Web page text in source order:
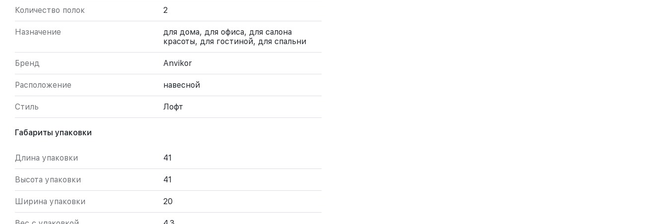
Количество полок 2
Назначение
для дома, для офиса, для салона
красоты, для гостиной, для спальни
Бренд Anvikor
Расположение навесной
Стиль Лофт
Габариты упаковки
Длина упаковки 41
Высота упаковки 41
Ширина упаковки 20